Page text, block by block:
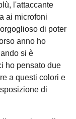
l'attaccante
ai microfoni
di poter
anno ho
si è
ho pensato due
a questi colori e
di